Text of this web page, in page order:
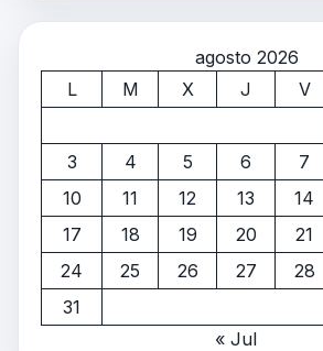
agosto 2026
L
M X J V
3
4 5 6 7
10
11 12 13 14
17
18 19 20 21
24
25 26 27 28
31
« Jul